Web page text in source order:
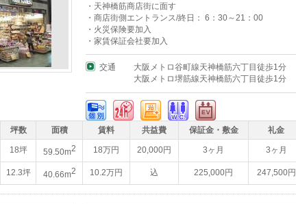
・天神橋筋商店街に面す
・商店街側エントランス/終日： 6：30～21：00
・火災保険要加入
・家賃保証会社要加入
交通
大阪メトロ谷町線天神橋筋六丁目徒歩1分
大阪メトロ堺筋線天神橋筋六丁目徒歩1分
坪数 面積 賃料 共益費 保証金・敷金 礼金
18坪 59.50m2 18万円 20,000円 3ヶ月 3ヶ月
12.3坪 40.66m2 10.2万円 込 225,000円 247,500円